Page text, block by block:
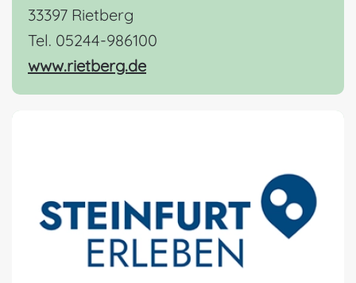
33397 Rietberg
Tel. 05244-986100
www.rietberg.de